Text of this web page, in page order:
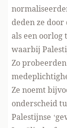
deden ze
als een oorlog
waarbij
Zo
Ze noemt
onderscheid
Palestijnse